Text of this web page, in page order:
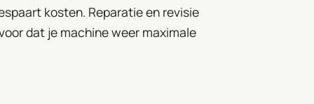
kosten. Reparatie en revisie
dat je machine weer maximale